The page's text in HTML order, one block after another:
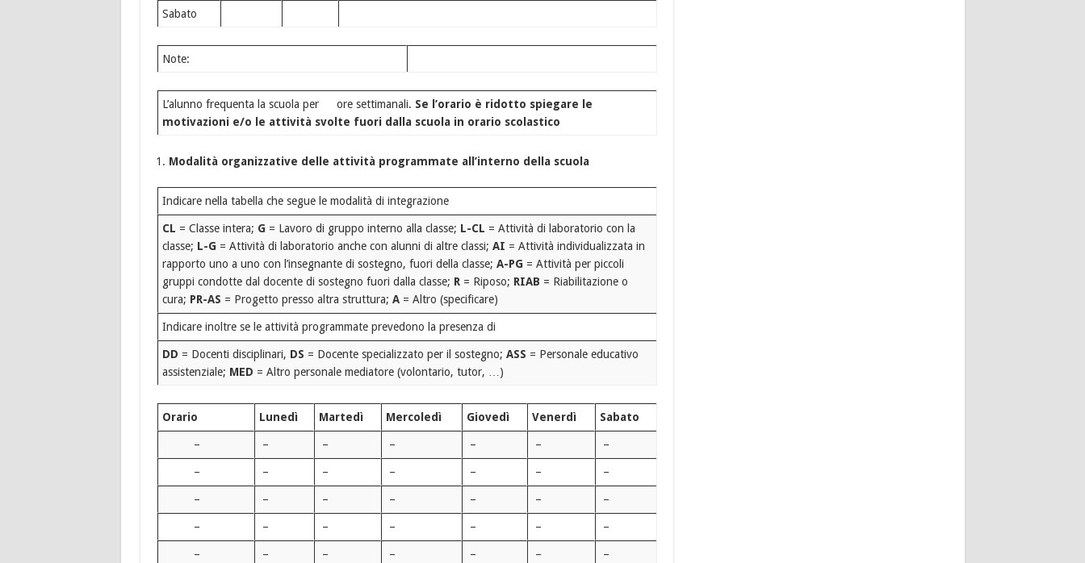
Sabato
Note:
L’alunno frequenta la scuola per ore settimanali. Se l’orario è ridotto spiegare le
motivazioni e/o le attività svolte fuori dalla scuola in orario scolastico
Modalità organizzative delle attività programmate all’interno della scuola
Indicare nella tabella che segue le modalità di integrazione
CL = Classe intera; G = Lavoro di gruppo interno alla classe; L-CL = Attività di laboratorio con la
classe; L-G = Attività di laboratorio anche con alunni di altre classi;AI = Attività individualizzata in
rapporto uno a uno con l’insegnante di sostegno, fuori della classe;A-PG = Attività per piccoli
gruppi condotte dal docente di sostegno fuori dalla classe; R = Riposo; RIAB = Riabilitazione o
cura; PR-AS = Progetto presso altra struttura;A = Altro (specificare)
Indicare inoltre se le attività programmate prevedono la presenza di
DD = Docenti disciplinari, DS = Docente specializzato per il sostegno;ASS = Personale educativo
assistenziale; MED = Altro personale mediatore (volontario, tutor, …)
Orario Lunedì Martedì Mercoledì Giovedì Venerdì Sabato
– – – – – – –
– – – – – – –
– – – – – – –
– – – – – – –
– – – – – – –